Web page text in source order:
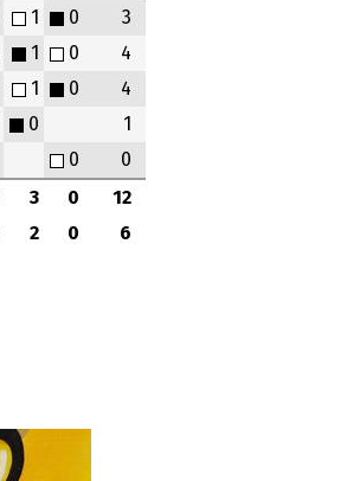
3 0
12
2 0 6
1 0
3
1 0
4
1 0
4
0
1
0 0